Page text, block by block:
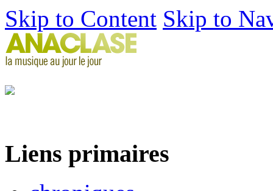
Skip to Content Skip to
Liens primaires